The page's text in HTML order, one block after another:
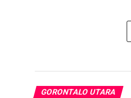
GORONTALO UTARA